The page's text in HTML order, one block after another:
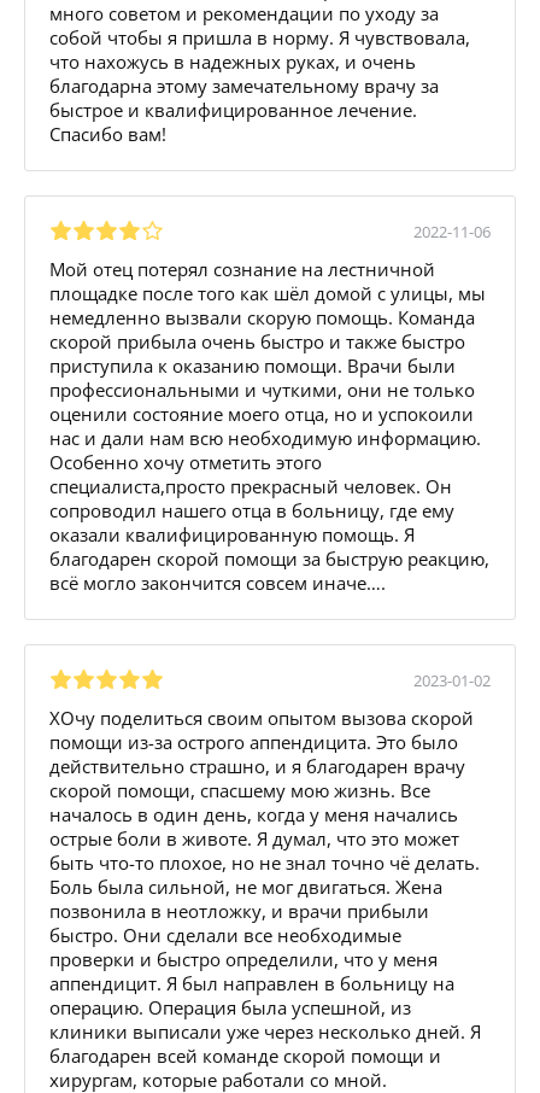
много советом и рекомендации по уходу за
собой чтобы я пришла в норму. Я чувствовала,
что нахожусь в надежных руках, и очень
благодарна этому замечательному врачу за
быстрое и квалифицированное лечение.
Спасибо вам!
2022-11-06
Мой отец потерял сознание на лестничной
площадке после того как шёл домой с улицы, мы
немедленно вызвали скорую помощь. Команда
скорой прибыла очень быстро и также быстро
приступила к оказанию помощи. Врачи были
профессиональными и чуткими, они не только
оценили состояние моего отца, но и успокоили
нас и дали нам всю необходимую информацию.
Особенно хочу отметить этого
специалиста,просто прекрасный человек. Он
сопроводил нашего отца в больницу, где ему
оказали квалифицированную помощь. Я
благодарен скорой помощи за быструю реакцию,
всё могло закончится совсем иначе….
2023-01-02
ХОчу поделиться своим опытом вызова скорой
помощи из-за острого аппендицита. Это было
действительно страшно, и я благодарен врачу
скорой помощи, спасшему мою жизнь. Все
началось в один день, когда у меня начались
острые боли в животе. Я думал, что это может
быть что-то плохое, но не знал точно чё делать.
Боль была сильной, не мог двигаться. Жена
позвонила в неотложку, и врачи прибыли
быстро. Они сделали все необходимые
проверки и быстро определили, что у меня
аппендицит. Я был направлен в больницу на
операцию. Операция была успешной, из
клиники выписали уже через несколько дней. Я
благодарен всей команде скорой помощи и
хирургам, которые работали со мной.